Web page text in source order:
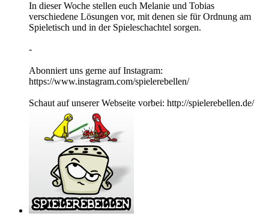
In dieser Woche stellen euch Melanie und Tobias
verschiedene Lösungen vor, mit denen sie für Ordnung am
Spieletisch und in der Spieleschachtel sorgen.
-
Abonniert uns gerne auf Instagram:
https://www.instagram.com/spielerebellen/
Schaut auf unserer Webseite vorbei: http://spielerebellen.de/